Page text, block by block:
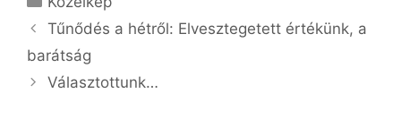
Tűnődés a hétről: Elvesztegetett értékünk, a
barátság
Választottunk…